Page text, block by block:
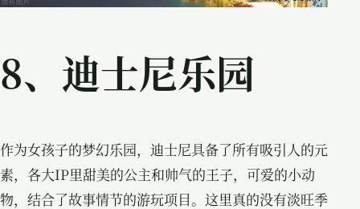
8、迪士尼乐园
作为女孩子的梦幻乐园，迪士尼具备了所有吸引人的元
素，各大IP里甜美的公主和帅气的王子，可爱的小动
物，结合了故事情节的游玩项目。这里真的没有淡旺季